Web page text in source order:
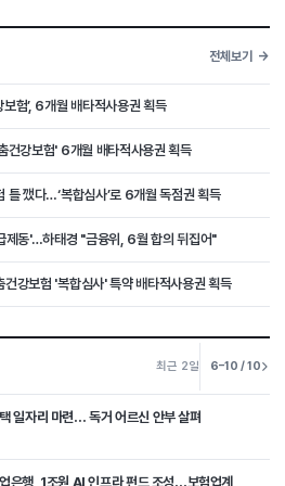
전체보기
험’, 6개월 배타적사용권 획득
건강보험' 6개월 배타적사용권 획득
틀 깼다…‘복합심사’로 6개월 독점권 획득
제동'…하태경 "금융위, 6월 합의 뒤집어"
강보험 '복합심사' 특약 배타적사용권 획득
최근 2일 6–10 / 10
일자리 마련… 독거 어르신 안부 살펴
은행, 1조원 AI 인프라 펀드 조성…보험업계